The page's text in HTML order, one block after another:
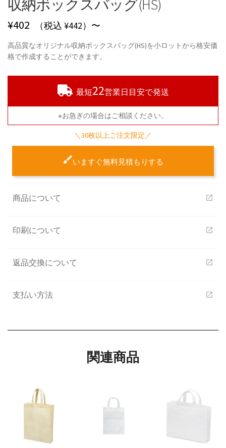
収納ボックスバッグ(HS)
¥402 （税込 ¥442）〜
高品質なオリジナル収納ボックスバッグ(HS)を小ロットから格安価
格で作成することができます。
最短22営業日目安で発送
※お急ぎの場合はご相談ください。
＼30枚以上ご注文限定／
いますぐ無料見積もりする
商品について open_in_new
印刷について open_in_new
返品交換について open_in_new
支払い方法 open_in_new
関連商品